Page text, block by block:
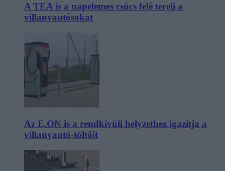
A TEA is a napelemes csúcs felé tereli a
villanyautósokat
Az E.ON is a rendkívüli helyzethez igazítja a
villanyautó-töltőit